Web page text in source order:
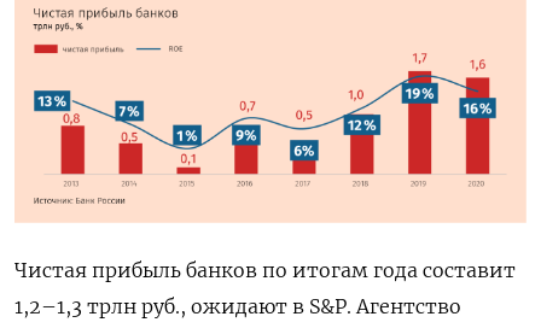
Чистая прибыль банков по итогам года составит
1,2–1,3 трлн руб., ожидают в S&P. Агентство